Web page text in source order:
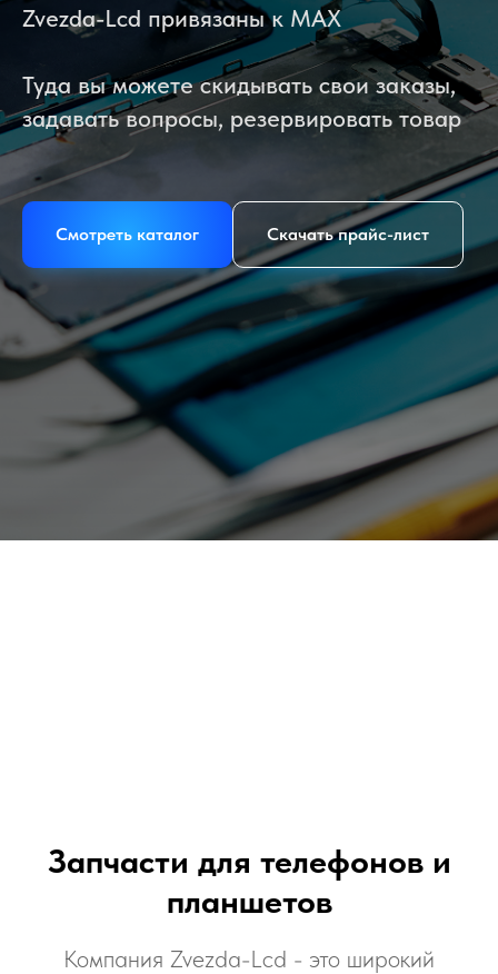
Zvezda-Lcd привязаны к MAX
Туда вы можете скидывать свои заказы,
задавать вопросы, резервировать товар
Смотреть каталог Скачать прайс-лист
Запчасти для телефонов и
планшетов
Компания Zvezda-Lcd - это широкий